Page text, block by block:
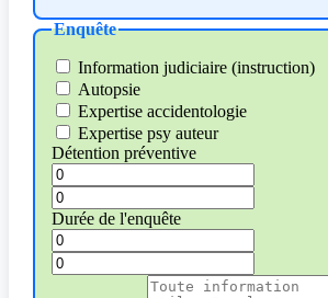
Enquête
Information judiciaire (instruction)
Autopsie
Expertise accidentologie
Expertise psy auteur
Détention préventive
Durée de l'enquête